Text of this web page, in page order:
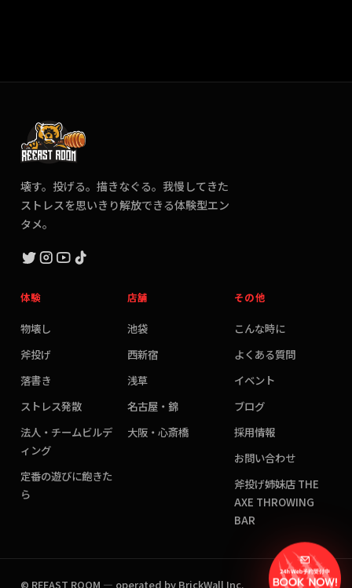
壊す。投げる。描きなぐる。我慢してきた
ストレスを思いきり解放できる体験型エン
タメ。
体験
物壊し
斧投げ
落書き
ストレス発散
法人・チームビルデ
ィング
定番の遊びに飽きた
ら
店舗
池袋
西新宿
浅草
名古屋・錦
大阪・心斎橋
その他
こんな時に
よくある質問
イベント
ブログ
採用情報
お問い合わせ
斧投げ姉妹店 THE
AXE THROWING
BAR
© REEAST ROOM — operated by BrickWall Inc.